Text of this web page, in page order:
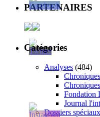
PARTENAIRES
Catégories
Analyses (484)
Fondation
Journal
Dossiers spéciaux